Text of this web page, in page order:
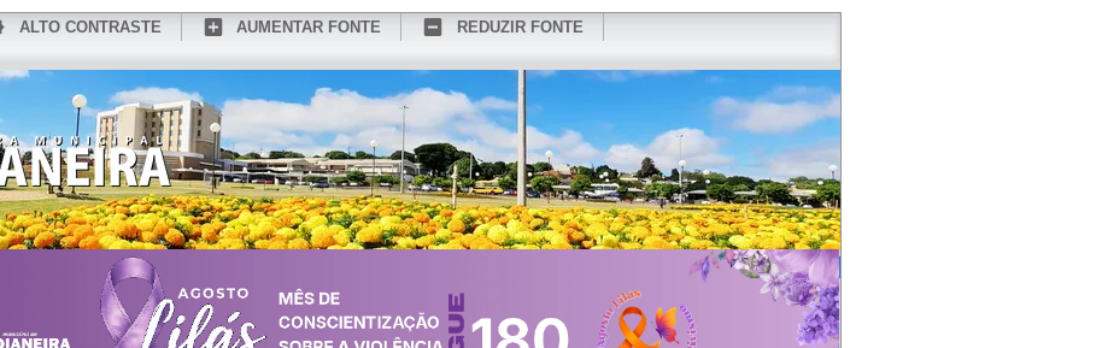
ALTO CONTRASTE AUMENTAR FONTE
REDUZIR FONTE
CONHEÇA MEDIANEIRA REDES SOCIAIS WEBMAIL